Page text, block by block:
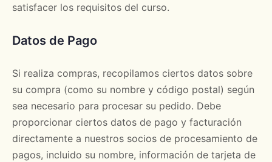
satisfacer los requisitos del curso.
Datos de Pago
Si realiza compras, recopilamos ciertos datos sobre
su compra (como su nombre y código postal) según
sea necesario para procesar su pedido. Debe
proporcionar ciertos datos de pago y facturación
directamente a nuestros socios de procesamiento de
pagos, incluido su nombre, información de tarjeta de